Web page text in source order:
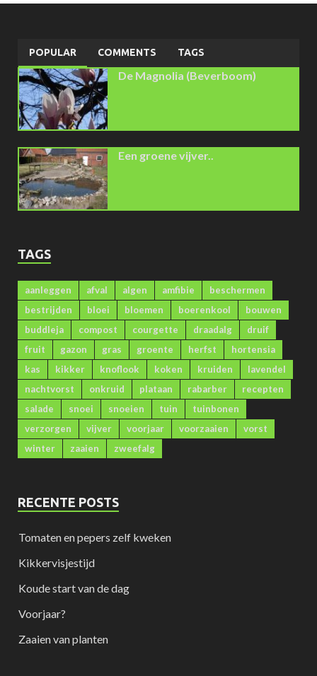
POPULAR COMMENTS TAGS
De Magnolia (Beverboom)
Een groene vijver..
TAGS
aanleggen afval algen amfibie
beschermen
bestrijden
bloei bloemen boerenkool
bouwen
buddleja
compost courgette draadalg
druif
fruit
gazon gras groente herfst
hortensia
kas
kikker knoflook koken kruiden
lavendel
nachtvorst
onkruid plataan rabarber
recepten
salade
snoei snoeien tuin
tuinbonen
verzorgen
vijver voorjaar voorzaaien
vorst
winter
zaaien zweefalg
RECENTE POSTS
Tomaten en pepers zelf kweken
Kikkervisjestijd
Koude start van de dag
Voorjaar?
Zaaien van planten